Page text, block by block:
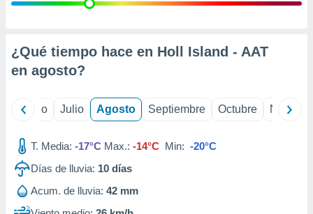
e
mediante
de
1199
¿Qué tiempo hace en Holl Island - AAT
en agosto?
Junio Julio Agosto Septiembre Octubre
T. Media: -17°C Max.: -14°C Min: -20°C
Días de lluvia: 10 días
Acum. de lluvia: 42 mm